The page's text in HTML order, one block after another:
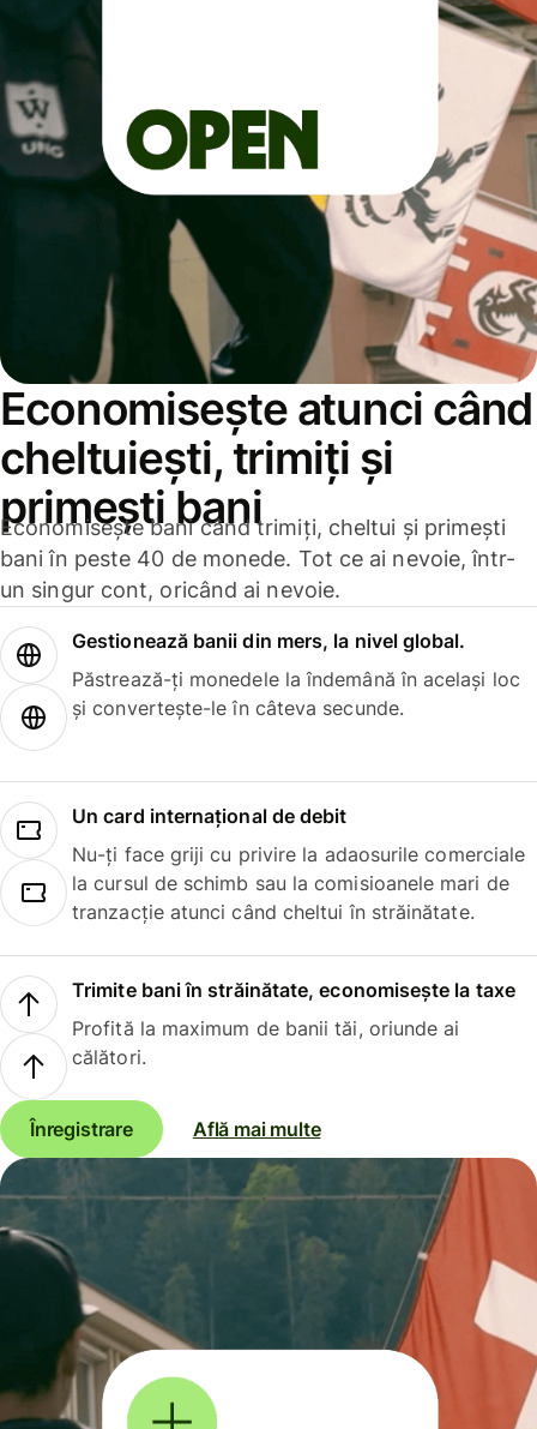
Economisește atunci când
cheltuiești, trimiți și
primești bani
Economisește bani când trimiți, cheltui și primești
bani în peste 40 de monede. Tot ce ai nevoie, într-
un singur cont, oricând ai nevoie.
Gestionează banii din mers, la nivel global.
Păstrează-ți monedele la îndemână în același loc
și convertește-le în câteva secunde.
Un card internațional de debit
Nu-ți face griji cu privire la adaosurile comerciale
la cursul de schimb sau la comisioanele mari de
tranzacție atunci când cheltui în străinătate.
Trimite bani în străinătate, economisește la taxe
Profită la maximum de banii tăi, oriunde ai
călători.
Înregistrare Află mai multe